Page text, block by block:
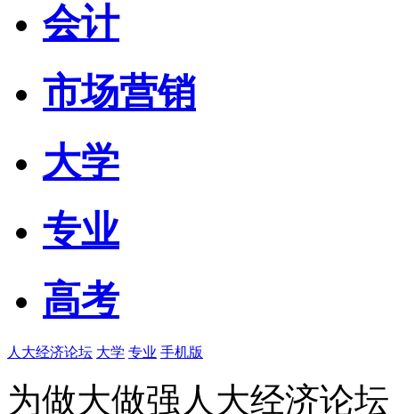
会计
市场营销
大学
专业
高考
人大经济论坛 大学 专业 手机版
为做大做强人大经济论